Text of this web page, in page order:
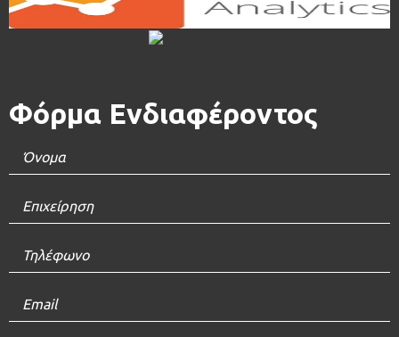
Φόρμα Ενδιαφέροντος